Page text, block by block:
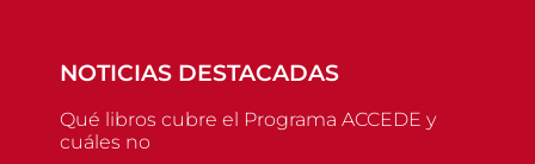
NOTICIAS DESTACADAS
Qué libros cubre el Programa ACCEDE y
cuáles no